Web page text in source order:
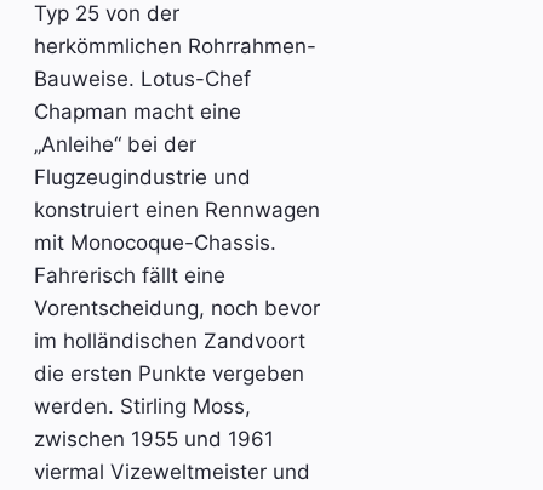
Typ 25 von der
herkömmlichen Rohrrahmen-
Bauweise. Lotus-Chef
Chapman macht eine
„Anleihe“ bei der
Flugzeugindustrie und
konstruiert einen Rennwagen
mit Monocoque-Chassis.
Fahrerisch fällt eine
Vorentscheidung, noch bevor
im holländischen Zandvoort
die ersten Punkte vergeben
werden. Stirling Moss,
zwischen 1955 und 1961
viermal Vizeweltmeister und